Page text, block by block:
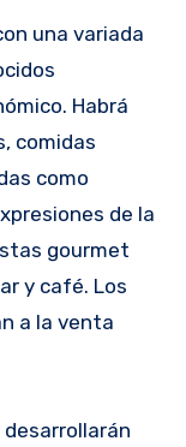
una variada
Habrá
comidas
como
de la
gourmet
y café. Los
a la venta